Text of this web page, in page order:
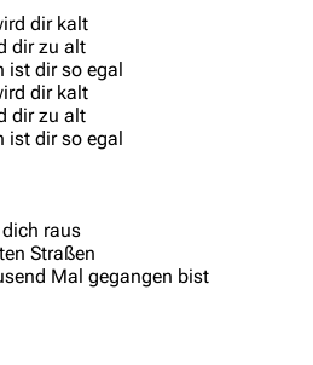
Rammstein
Information
Discography
Videography
Tour dates
Merchandise
dir kalt
dir zu alt
ist dir so egal
dir kalt
dir zu alt
ist dir so egal
raus
Straßen
Mal gegangen bist